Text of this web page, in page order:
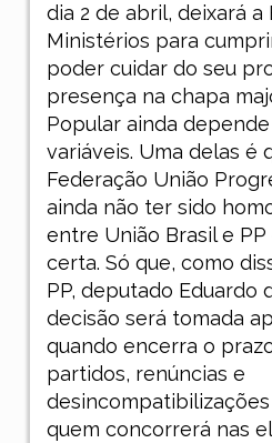
dia 2 de abril, deixará a
Ministérios para
poder cuidar do seu
presença na chapa
Popular ainda
variáveis. Uma delas é
Federação União
ainda não ter sido
entre União Brasil e
certa. Só que, como
PP, deputado Eduardo
decisão será tomada
quando encerra o
partidos, renúncias e
quem concorrerá nas